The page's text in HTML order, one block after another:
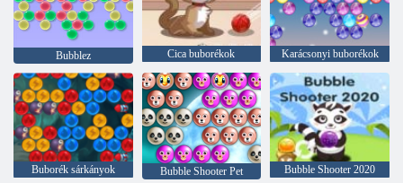
Bubblez Cica buborékok Karácsonyi buborékok
Buborék sárkányok Bubble Shooter Pet Bubble Shooter 2020